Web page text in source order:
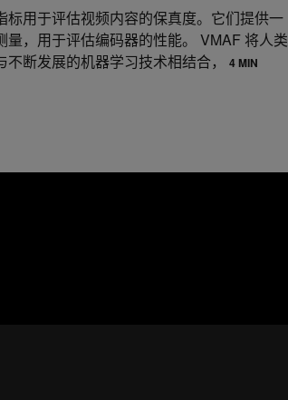
标用于评估视频内容的保真度。它们提供一
量，用于评估编码器的性能。 VMAF 将人类
不断发展的机器学习技术相结合，
4 MIN